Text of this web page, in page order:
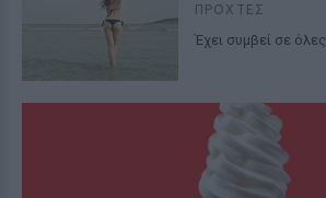
ΠΡΟΧΤΈΣ
Έχει συμβεί σε όλες